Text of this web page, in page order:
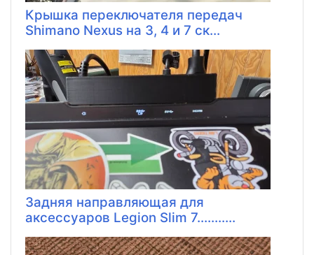
Крышка переключателя передач
Shimano Nexus на 3, 4 и 7 ск...
Задняя направляющая для
аксессуаров Legion Slim 7...........